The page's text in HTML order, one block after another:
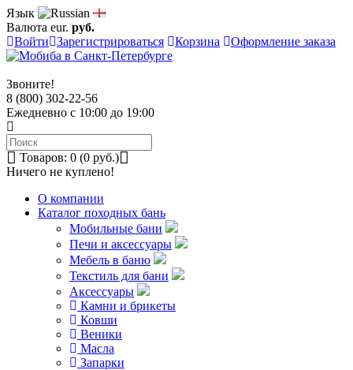
Язык
Валюта eur. руб.
Войти
Зарегистрироваться Корзина Оформление заказа
Звоните!
8 (800) 302-22-56
Ежедневно с 10:00 до 19:00
Товаров: 0 (0 руб.)
Ничего не куплено!
О компании
Каталог походных бань
Мобильные бани
Печи и аксессуары
Мебель в баню
Текстиль для бани
Аксессуары
Камни и брикеты
Ковши
Веники
Масла
Запарки